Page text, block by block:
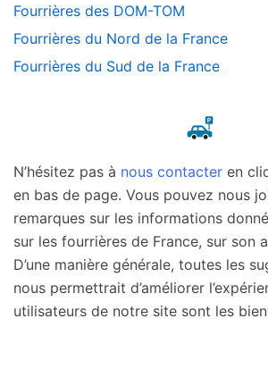
Fourrières des DOM-TOM
Fourrières du Nord de la France
Fourrières du Sud de la France
N’hésitez pas à nous contacter en
en bas de page. Vous pouvez nous
remarques sur les informations
sur les fourrières de France, sur son
D’une manière générale, toutes les
nous permettrait d’améliorer
utilisateurs de notre site sont les